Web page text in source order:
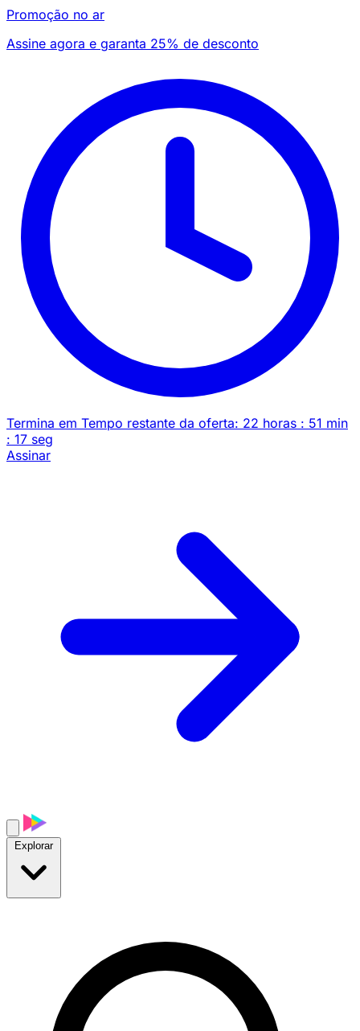
Promoção no ar
Assine agora e garanta 25% de desconto
Termina em Tempo restante da oferta: 22 horas : 51 min
: 17 seg
Assinar
Explorar